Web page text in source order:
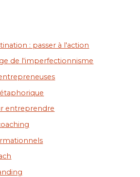
: passer à l'action
de l'imperfectionnisme
entreprendre